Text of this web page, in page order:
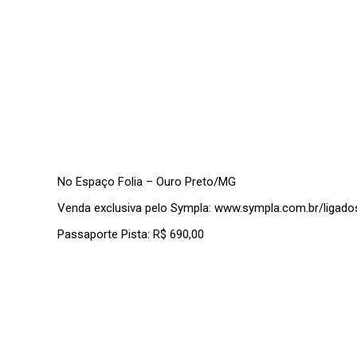
No Espaço Folia – Ouro Preto/MG
Venda exclusiva pelo Sympla: www.sympla.com.br/
Passaporte Pista: R$ 690,00